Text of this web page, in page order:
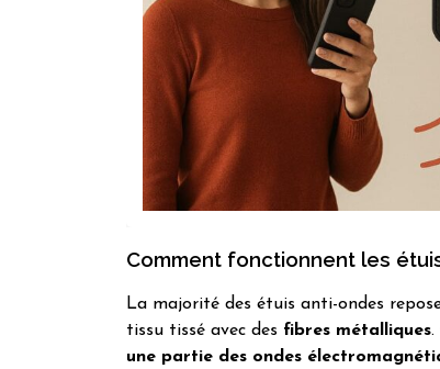
Comment fonctionnent les
La majorité des étuis anti-ondes
tissu tissé avec des fibres métalliques.
une partie des ondes